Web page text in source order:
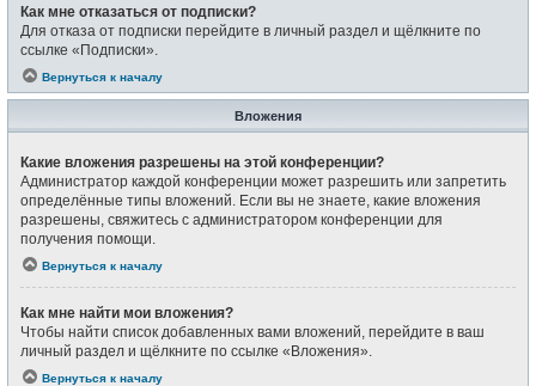
Как мне отказаться от подписки?
Для отказа от подписки перейдите в личный раздел и щёлкните по
ссылке «Подписки».
Вернуться к началу
Вложения
Какие вложения разрешены на этой конференции?
Администратор каждой конференции может разрешить или запретить
определённые типы вложений. Если вы не знаете, какие вложения
разрешены, свяжитесь с администратором конференции для
получения помощи.
Вернуться к началу
Как мне найти мои вложения?
Чтобы найти список добавленных вами вложений, перейдите в ваш
личный раздел и щёлкните по ссылке «Вложения».
Вернуться к началу